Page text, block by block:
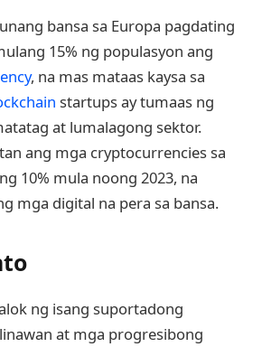
bansa sa Europa pagdating
15% ng populasyon ang
, na mas mataas kaysa sa
startups ay tumaas ng
at lumalagong sektor.
ang mga cryptocurrencies sa
10% mula noong 2023, na
mga digital na pera sa bansa.
ng isang suportadong
at mga progresibong